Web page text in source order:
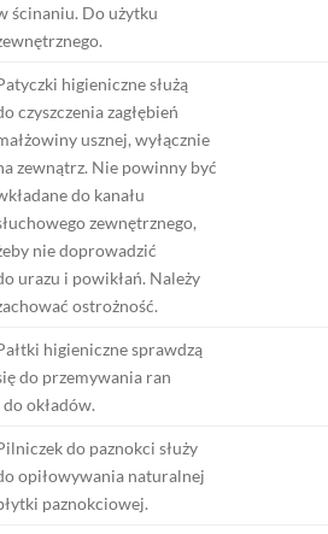
ścinaniu. Do użytku
higieniczne służą
czyszczenia zagłębień
usznej, wyłącznie
zewnątrz. Nie powinny być
do kanału
zewnętrznego,
nie doprowadzić
urazu i powikłań. Należy
ostrożność.
higieniczne sprawdzą
do przemywania ran
do okładów.
do paznokci służy
opiłowywania naturalnej
paznokciowej.